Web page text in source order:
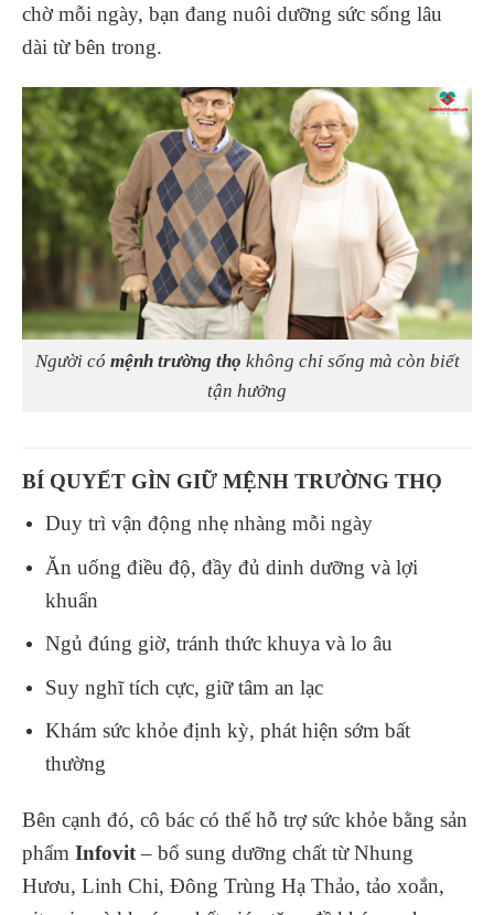
chờ mỗi ngày, bạn đang nuôi dưỡng sức sống lâu
dài từ bên trong.
Người có mệnh trường thọ không chỉ sống mà còn biết
tận hưởng
BÍ QUYẾT GÌN GIỮ MỆNH TRƯỜNG THỌ
Duy trì vận động nhẹ nhàng mỗi ngày
Ăn uống điều độ, đầy đủ dinh dưỡng và lợi
khuẩn
Ngủ đúng giờ, tránh thức khuya và lo âu
Suy nghĩ tích cực, giữ tâm an lạc
Khám sức khỏe định kỳ, phát hiện sớm bất
thường
Bên cạnh đó, cô bác có thể hỗ trợ sức khỏe bằng sản
phẩm Infovit– bổ sung dưỡng chất từ Nhung
Hươu, Linh Chi, Đông Trùng Hạ Thảo, tảo xoắn,